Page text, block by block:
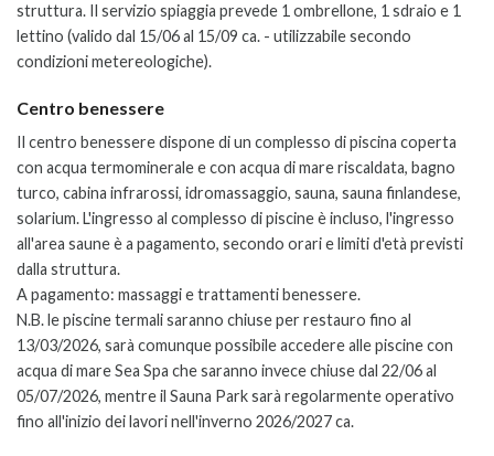
struttura. Il servizio spiaggia prevede 1 ombrellone, 1 sdraio e 1
lettino (valido dal 15/06 al 15/09 ca. - utilizzabile secondo
condizioni metereologiche).
Centro benessere
Il centro benessere dispone di un complesso di piscina coperta
con acqua termominerale e con acqua di mare riscaldata, bagno
turco, cabina infrarossi, idromassaggio, sauna, sauna finlandese,
solarium. L'ingresso al complesso di piscine è incluso, l'ingresso
all'area saune è a pagamento, secondo orari e limiti d'età previsti
dalla struttura.
A pagamento: massaggi e trattamenti benessere.
N.B. le piscine termali saranno chiuse per restauro fino al
13/03/2026, sarà comunque possibile accedere alle piscine con
acqua di mare Sea Spa che saranno invece chiuse dal 22/06 al
05/07/2026, mentre il Sauna Park sarà regolarmente operativo
fino all'inizio dei lavori nell'inverno 2026/2027 ca.